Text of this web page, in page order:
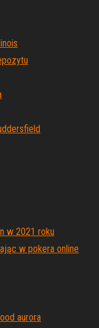
w 2021 roku
w pokera online
aurora